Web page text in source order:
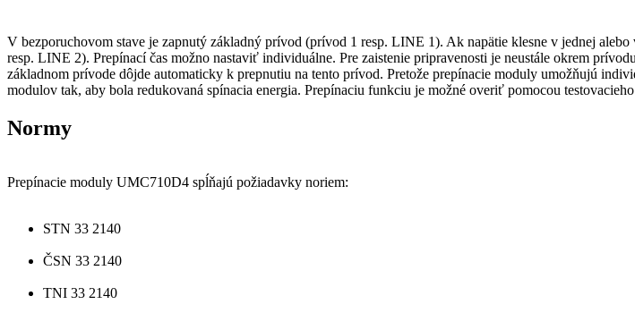
V bezporuchovom stave je zapnutý základný prívod (prívod 1 resp. LINE 1). Ak napätie klesne v jednej
resp. LINE 2). Prepínací čas možno nastaviť individuálne. Pre zaistenie pripravenosti je neustále okrem
základnom prívode dôjde automaticky k prepnutiu na tento prívod. Pretože prepínacie moduly umožňujú
modulov tak, aby bola redukovaná spínacia energia. Prepínaciu funkciu je možné overiť pomocou
Normy
Prepínacie moduly UMC710D4 spĺňajú požiadavky noriem:
STN 33 2140
ČSN 33 2140
TNI 33 2140